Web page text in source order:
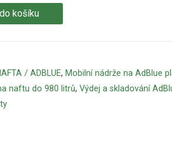
košíku
/ ADBLUE, Mobilní nádrže na AdBlue
naftu do 980 litrů, Výdej a skladování